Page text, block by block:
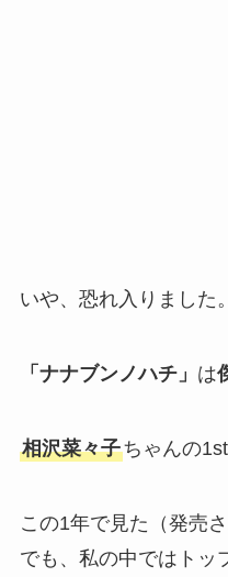
いや、恐れ入りました
「ナナブンノハチ」 は
相沢菜々子ちゃんの
この1年で見た（発売
でも、私の中ではトッ